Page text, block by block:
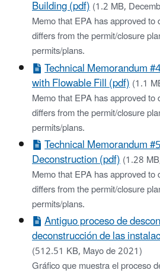
Building (pdf)(1.2 MB,
Memo that EPA has approved
differs from the permit/closure
permits/plans.
Technical Memorandum
with Flowable Fill (pdf)(1.1
Memo that EPA has approved
differs from the permit/closure
permits/plans.
Technical Memorandum
Deconstruction (pdf)(1.28
Memo that EPA has approved
differs from the permit/closure
permits/plans.
Antiguo proceso de
deconstrucción de las
(512.51 KB, Mayo de 2021)
Gráfico que muestra el proceso